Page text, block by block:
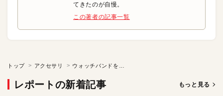
てきたのが自慢。
この著者の記事一覧
トップ アクセサリ
レポートの新着記事 もっと見る